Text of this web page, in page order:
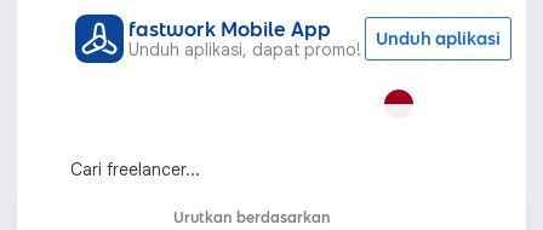
fastwork Mobile App
Unduh aplikasi, dapat promo! Unduh aplikasi
Menjangkau Target Audiens Anda
Urutkan berdasarkan